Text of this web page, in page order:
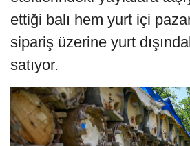
ettiği balı hem yurt içi
sipariş üzerine yurt
satıyor.